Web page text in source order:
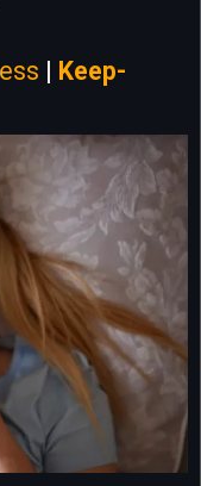
| Keep-